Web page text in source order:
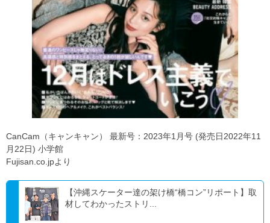
CanCam（キャンキャン） 最新号：2023年1月号 (発売日2022年11
月22日) 小学館
Fujisan.co.jpより
【沖縄スケーター達の架け橋“橋コン”リポート】取
材してわかったストリ...